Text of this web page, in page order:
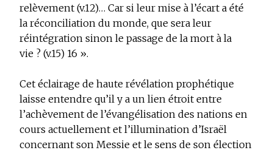
relèvement (v.12)… Car si leur mise à l’écart a été
la réconciliation du monde, que sera leur
réintégration sinon le passage de la mort à la
vie ? (v.15) 16 ».
Cet éclairage de haute révélation prophétique
laisse entendre qu’il y a un lien étroit entre
l’achèvement de l’évangélisation des nations en
cours actuellement et l’illumination d’Israël
concernant son Messie et le sens de son élection